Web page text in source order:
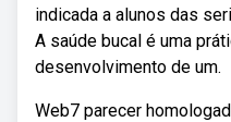
indicada a alunos das
A saúde bucal é uma
desenvolvimento de um.
Web7 parecer